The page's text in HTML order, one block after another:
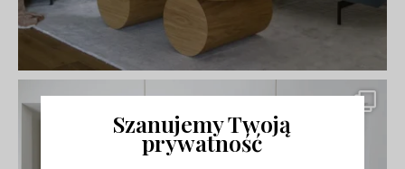
Szanujemy Twoją
prywatność